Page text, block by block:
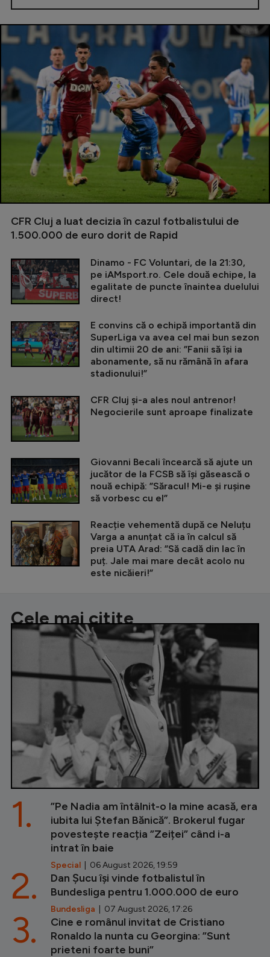
CFR Cluj a luat decizia în cazul fotbalistului de
1.500.000 de euro dorit de Rapid
Dinamo - FC Voluntari, de la 21:30,
pe iAMsport.ro. Cele două echipe, la
egalitate de puncte înaintea duelului
direct!
E convins că o echipă importantă din
SuperLiga va avea cel mai bun sezon
din ultimii 20 de ani: ”Fanii să își ia
abonamente, să nu rămână în afara
stadionului!”
CFR Cluj și-a ales noul antrenor!
Negocierile sunt aproape finalizate
Giovanni Becali încearcă să ajute un
jucător de la FCSB să își găsească o
nouă echipă: ”Săracul! Mi-e și rușine
să vorbesc cu el”
Reacție vehementă după ce Neluțu
Varga a anunțat că ia în calcul să
preia UTA Arad: ”Să cadă din lac în
puț. Jale mai mare decât acolo nu
este nicăieri!”
Cele mai citite
”Pe Nadia am întâlnit-o la mine acasă, era
iubita lui Ștefan Bănică”. Brokerul fugar
povestește reacția ”Zeiței” când i-a
intrat în baie
Special | 06 August 2026, 19:59
1.
Dan Șucu își vinde fotbalistul în
Bundesliga pentru 1.000.000 de euro
Bundesliga | 07 August 2026, 17:26
2.
Cine e românul invitat de Cristiano
Ronaldo la nunta cu Georgina: ”Sunt
prieteni foarte buni”
3.